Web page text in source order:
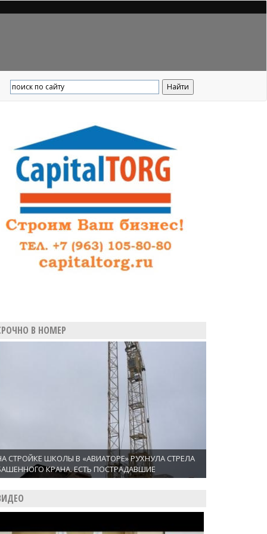
В НОМЕР
СТРОЙКЕ ШКОЛЫ В «АВИАТОРЕ» РУХНУЛА СТРЕЛА
КРАНА. ЕСТЬ ПОСТРАДАВШИЕ